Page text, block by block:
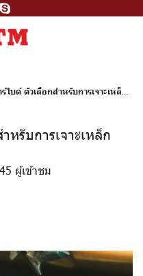
ด์ ตัวเลือกสำหรับการเจาะเหล็กแข็งพิเศษ
หรับการเจาะเหล็ก
ผู้เข้าชม